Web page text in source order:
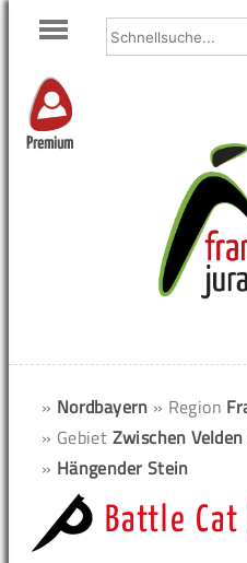
Premium
» Nordbayern » Region
» Gebiet Zwischen
» Hängender Stein
Battle